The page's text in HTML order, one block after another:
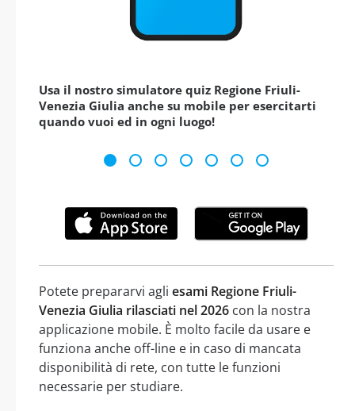
Usa il nostro simulatore quiz Regione Friuli-
Venezia Giulia anche su mobile per esercitarti
quando vuoi ed in ogni luogo!
Potete prepararvi agli esami Regione Friuli-
Venezia Giulia rilasciati nel 2026 con la nostra
applicazione mobile. È molto facile da usare e
funziona anche off-line e in caso di mancata
disponibilità di rete, con tutte le funzioni
necessarie per studiare.